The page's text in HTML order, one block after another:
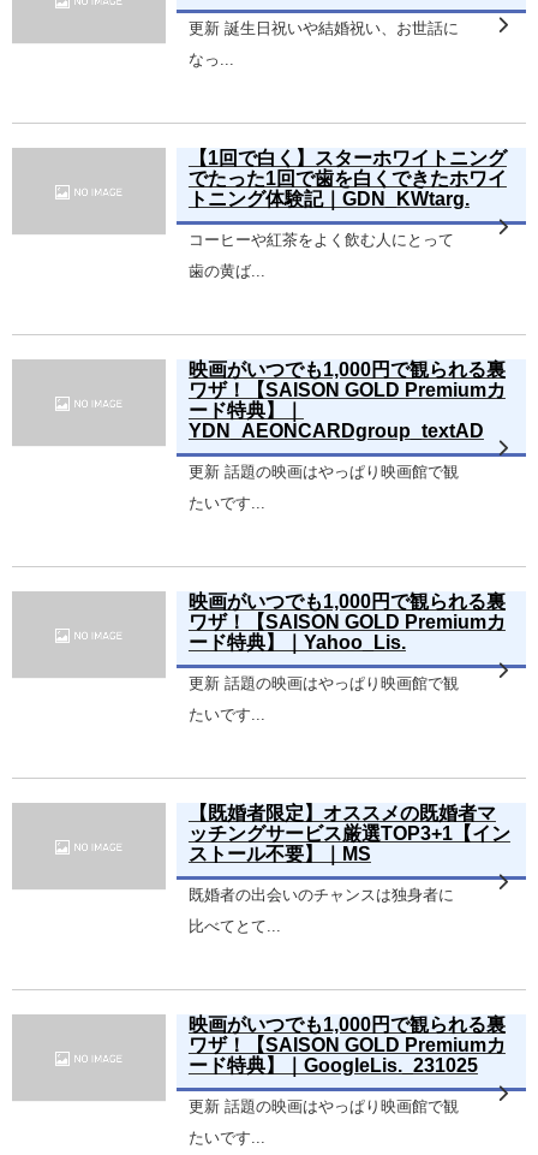
更新 誕生日祝いや結婚祝い、お世話に
なっ...
【1回で白く】スターホワイトニング
でたった1回で歯を白くできたホワイ
トニング体験記｜GDN_KWtarg.
コーヒーや紅茶をよく飲む人にとって
歯の黄ば...
映画がいつでも1,000円で観られる裏
ワザ！【SAISON GOLD Premiumカ
ード特典】｜
YDN_AEONCARDgroup_textAD
更新 話題の映画はやっぱり映画館で観
たいです...
映画がいつでも1,000円で観られる裏
ワザ！【SAISON GOLD Premiumカ
ード特典】｜Yahoo_Lis.
更新 話題の映画はやっぱり映画館で観
たいです...
【既婚者限定】オススメの既婚者マ
ッチングサービス厳選TOP3+1【イン
ストール不要】｜MS
既婚者の出会いのチャンスは独身者に
比べてとて...
映画がいつでも1,000円で観られる裏
ワザ！【SAISON GOLD Premiumカ
ード特典】｜GoogleLis._231025
更新 話題の映画はやっぱり映画館で観
たいです...